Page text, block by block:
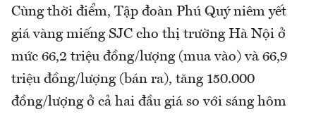
Cùng thời điểm, Tập đoàn Phú Quý niêm yết
giá vàng miếng SJC cho thị trường Hà Nội ở
mức 66,2 triệu đồng/lượng (mua vào) và 66,9
triệu đồng/lượng (bán ra), tăng 150.000
đồng/lượng ở cả hai đầu giá so với sáng hôm